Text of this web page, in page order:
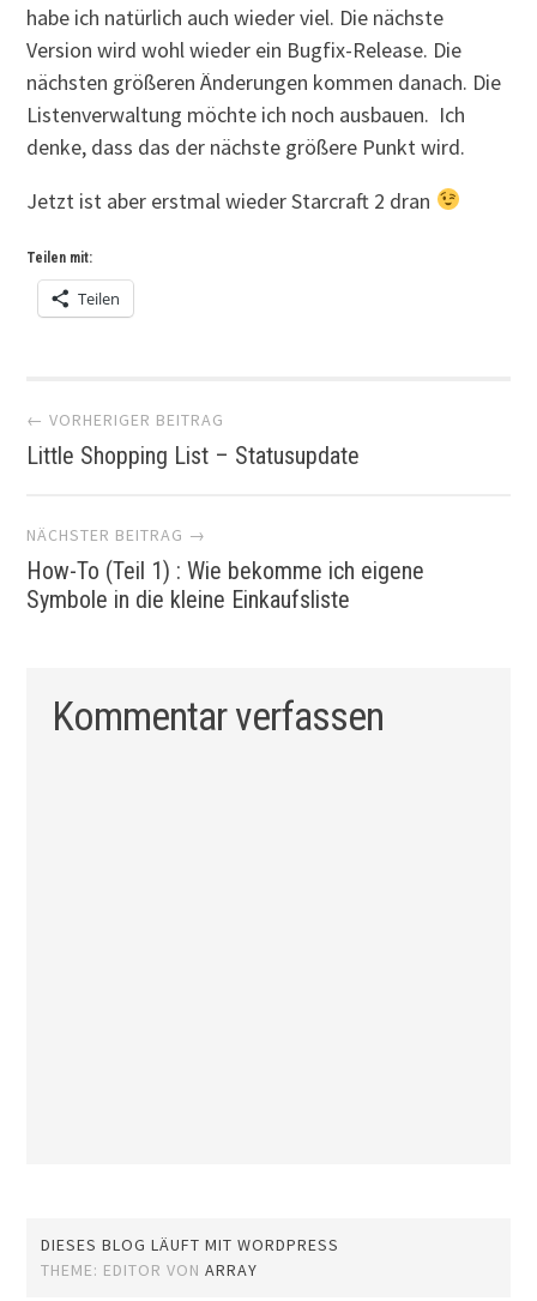
habe ich natürlich auch wieder viel. Die nächste
Version wird wohl wieder ein Bugfix-Release. Die
nächsten größeren Änderungen kommen danach. Die
Listenverwaltung möchte ich noch ausbauen. Ich
denke, dass das der nächste größere Punkt wird.
Jetzt ist aber erstmal wieder Starcraft 2 dran
Teilen mit:
Teilen
Artikel-
Navigation
← VORHERIGER BEITRAG
Little Shopping List – Statusupdate
NÄCHSTER BEITRAG →
How-To (Teil 1) : Wie bekomme ich eigene
Symbole in die kleine Einkaufsliste
Kommentar verfassen
DIESES BLOG LÄUFT MIT WORDPRESS
THEME: EDITOR VONARRAY